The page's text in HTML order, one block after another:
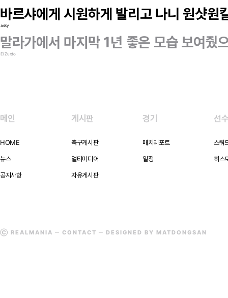
바르샤에게 시원하게 발리고 나니 원샷원
asky
말라가에서 마지막 1년 좋은 모습 보여줬
El Zurdo
메인
HOME
뉴스
공지사항
게시판
축구게시판
멀티미디어
자유게시판
경기
매치리포트
일정
선
스쿼
히스
Ⓒ REALMANIA ─ CONTACT ─ DESIGNED BY MATDONGSAN